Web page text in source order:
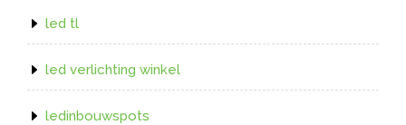
led tl
led verlichting winkel
ledinbouwspots